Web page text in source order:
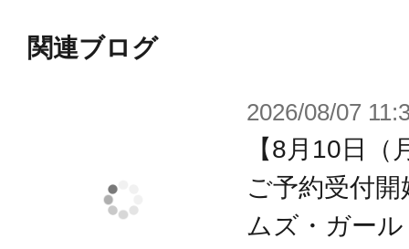
関連ブログ
2026/08/07
【8月10日
ご予約受付
ムズ・ガー